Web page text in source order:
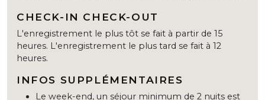
CHECK-IN CHECK-OUT
L'enregistrement le plus tôt se fait à partir de 15
heures. L'enregistrement le plus tard se fait à 12
heures.
INFOS SUPPLÉMENTAIRES
Le week-end, un séjour minimum de 2 nuits est